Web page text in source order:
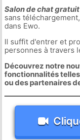
Salon de chat
sans
dans Ewo.
Il suffit d'entrer et
personnes à travers
Découvrez notre
fonctionnalités
ou des partenaires